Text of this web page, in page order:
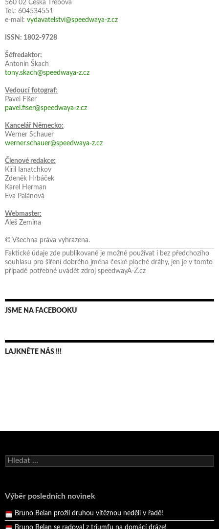
560 02 Česká Třebová
Tel.: 604534551
e-mail: vydavatelstvi@speedwaya-z.cz
ISSN: 1802-9728
Šéfredaktor:
Antonín Škach
tony.skach@speedwaya-z.cz
Vedoucí fotograf:
Pavel Fišer
pavel.fiser@speedwaya-z.cz
Kancelář Německo:
Werner Schauer
werner.schauer@speedwaya-z.cz
Členové redakce:
Kiril Ianatchkov
Zdeněk Hrbáček
Karel Herman
Eva Palánová
Webmaster:
Aleš Zemina
© Všechna práva vyhrazena.
Faktické údaje zde publikované je možné používat i bez předchozího
souhlasu pro šíření dobrého jména české ploché dráhy, jen je v tomto
případě potřebné uvádět zdroj speedwayA-Z.cz
JSME NA FACEBOOKU
LAJKNĚTE NÁS !!!
Vyhledávání
Výběr posledních novinek
Andy Appleton obhájil dlouhodrážní titul!
Bruno Belan prožil druhou vítěznou neděli v řadě!
Bruno Belan se radoval z triumfu na domácí dráze!